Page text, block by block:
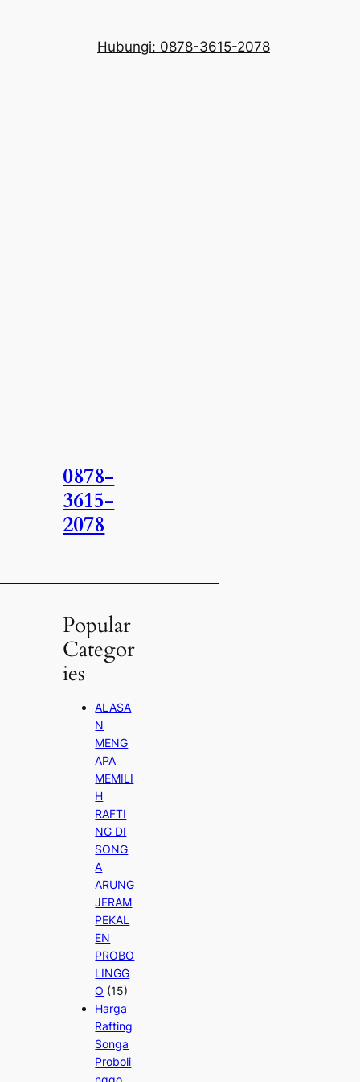
Hubungi: 0878-3615-2078
0878-
3615-
2078
Popular
Categor
ies
ALASA
N
MENG
APA
MEMILI
H
RAFTI
NG DI
SONG
A
ARUNG
JERAM
PEKAL
EN
PROBO
LINGG
O (15)
Harga
Rafting
Songa
Proboli